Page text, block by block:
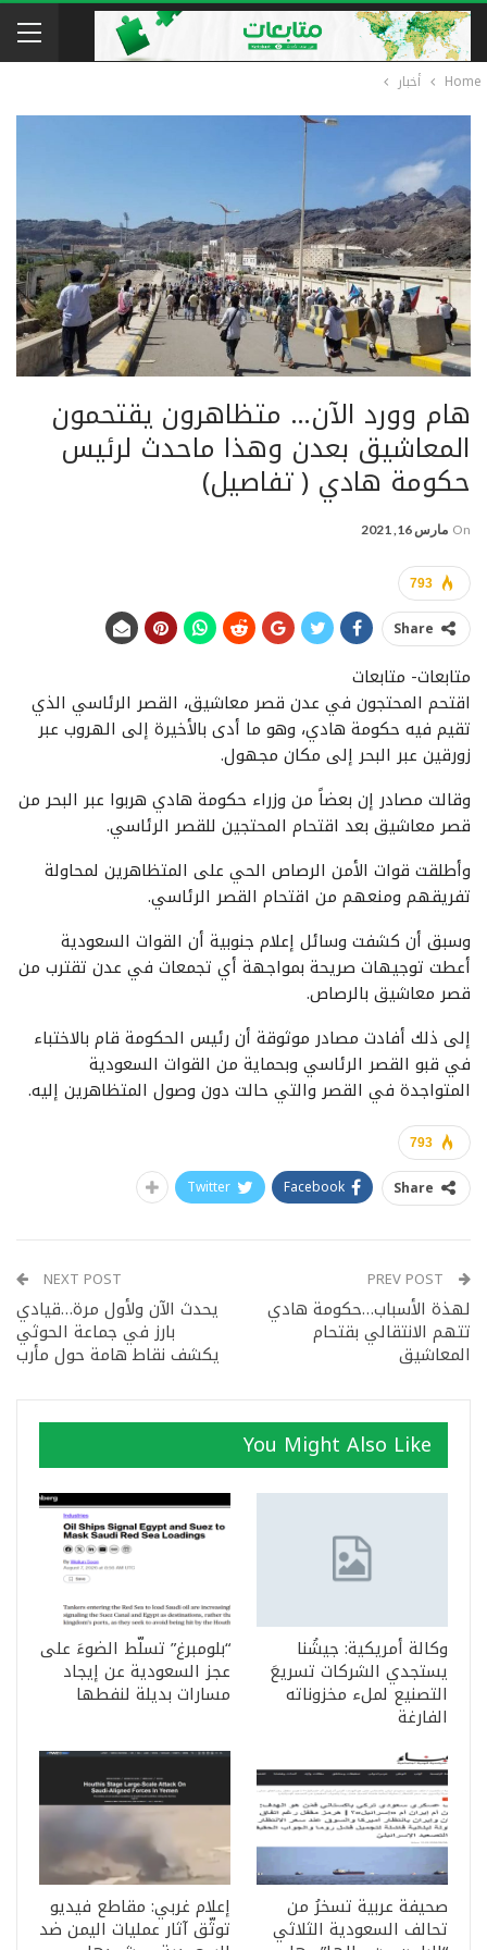
Home أخبار
هام وورد الآن… متظاهرون يقتحمون
المعاشيق بعدن وهذا ماحدث لرئيس
حكومة هادي ( تفاصيل)
On مارس 16, 2021
793
Share
متابعات- متابعات
اقتحم المحتجون في عدن قصر معاشيق، القصر الرئاسي الذي
تقيم فيه حكومة هادي، وهو ما أدى بالأخيرة إلى الهروب عبر
زورقين عبر البحر إلى مكان مجهول.
وقالت مصادر إن بعضاً من وزراء حكومة هادي هربوا عبر البحر من
قصر معاشيق بعد اقتحام المحتجين للقصر الرئاسي.
وأطلقت قوات الأمن الرصاص الحي على المتظاهرين لمحاولة
تفريقهم ومنعهم من اقتحام القصر الرئاسي.
وسبق أن كشفت وسائل إعلام جنوبية أن القوات السعودية
أعطت توجيهات صريحة بمواجهة أي تجمعات في عدن تقترب من
قصر معاشيق بالرصاص.
إلى ذلك أفادت مصادر موثوقة أن رئيس الحكومة قام بالاختباء
في قبو القصر الرئاسي وبحماية من القوات السعودية
المتواجدة في القصر والتي حالت دون وصول المتظاهرين إليه.
793
Share
Facebook
Twitter
لهذة الأسباب…حكومة هادي
تتهم الانتقالي بقتحام
المعاشيق
NEXT POST
يحدث الآن ولأول مرة…قيادي
بارز في جماعة الحوثي
يكشف نقاط هامة حول مأرب
You Might Also Like
وكالة أمريكية: جيشُنا
يستجدي الشركات تسريعَ
التصنيع لملء مخزوناته
الفارغة
“بلومبرغ” تسلّط الضوءَ على
عجز السعودية عن إيجاد
مسارات بديلة لنفطها
صحيفة عربية تسخرُ من
تحالف السعودية الثلاثي
إعلام غربي: مقاطع فيديو
توثّق آثار عمليات اليمن ضد